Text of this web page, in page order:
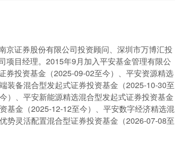
京证券股份有限公司投资顾问、深圳市万博汇投
项目经理。2015年9月加入平安基金管理有限公
券投资基金（2025-09-02至今）、平安资源精选
装备混合型发起式证券投资基金（2025-10-30至
）、平安新能源精选混合型发起式证券投资基金
基金（2025-12-12至今）、平安数字经济精选混
势灵活配置混合型证券投资基金（2026-07-08至